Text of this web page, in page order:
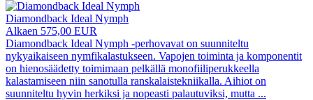
Diamondback Ideal Nymph
Alkaen 575,00 EUR
Diamondback Ideal Nymph -perhovavat on suunniteltu
nykyaikaiseen nymfikalastukseen. Vapojen toiminta ja komponentit
on hienosäädetty toimimaan pelkällä monofiiliperukkeella
kalastamiseen niin sanotulla ranskalaistekniikalla. Aihiot on
suunniteltu hyvin herkiksi ja nopeasti palautuviksi, mutta ...